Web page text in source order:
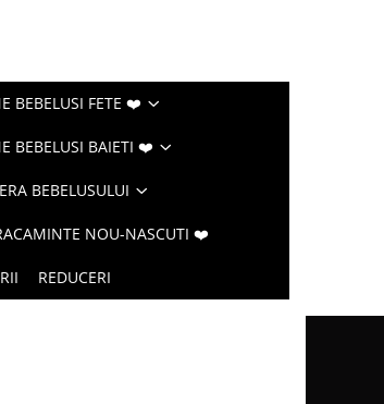
BEBELUSI FETE ❤️
BEBELUSI BAIETI ❤️
BEBELUSULUI
NOU-NASCUTI ❤️
REDUCERI